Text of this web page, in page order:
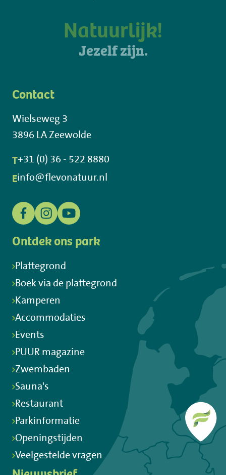
Natuurlijk!
Jezelf zijn.
Contact
Wielseweg 3
3896 LA Zeewolde
T+31 (0) 36 - 522 8880
Einfo@flevonatuur.nl
Ontdek ons park
Plattegrond
Boek via de plattegrond
Kamperen
Accommodaties
Events
PUUR magazine
Zwembaden
Sauna's
Restaurant
Parkinformatie
Openingstijden
Veelgestelde vragen